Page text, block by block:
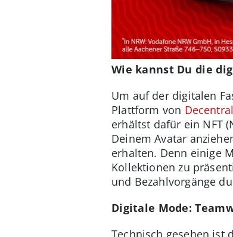
Wie kannst Du die
Um auf der digitalen
Plattform von
erhältst dafür ein NFT
Deinem Avatar
erhalten. Denn einige
Kollektionen zu
und Bezahlvorgänge
Digitale Mode: